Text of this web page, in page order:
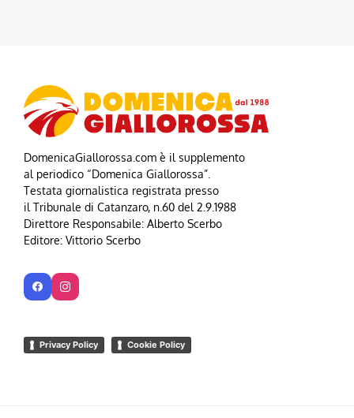
DomenicaGiallorossa.com è il supplemento
al periodico “Domenica Giallorossa”.
Testata giornalistica registrata presso
il Tribunale di Catanzaro, n.60 del 2.9.1988
Direttore Responsabile: Alberto Scerbo
Editore: Vittorio Scerbo
Privacy Policy Cookie Policy